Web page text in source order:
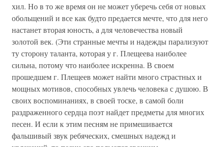
хил. Но в то же время он не может уберечь себя от новых
обольщений и все как будто предается мечте, что для него
настанет вторая юность, а для человечества новый
золотой век. (Эти странные мечты и надежды парализуют
ту сторону таланта, которая у г. Плещеева наиболее
сильна, потому что наиболее искренна. В своем
прошедшем г. Плещеев может найти много страстных и
мощных мотивов, способных увлечь человека с душою. В
своих воспоминаниях, в своей тоске, в самой боли
раздраженного сердца поэт найдет предметы для многих
песен. И если к этим песням не примешивается
фальшивый звук ребяческих, смешных надежд и